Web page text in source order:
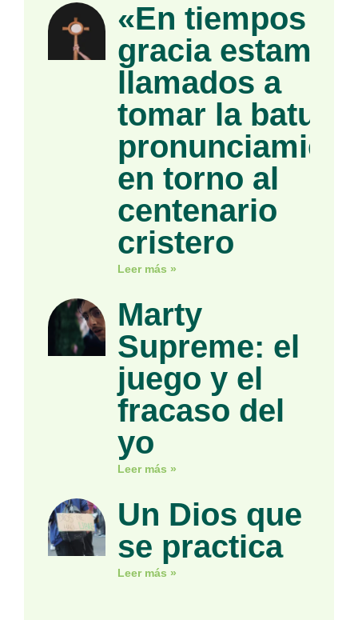
«En tiempos de
gracia estamos
llamados a
tomar la
en torno al
centenario
cristero
Leer más »
Marty
Supreme: el
juego y el
fracaso del
yo
Leer más »
Un Dios que
se practica
Leer más »